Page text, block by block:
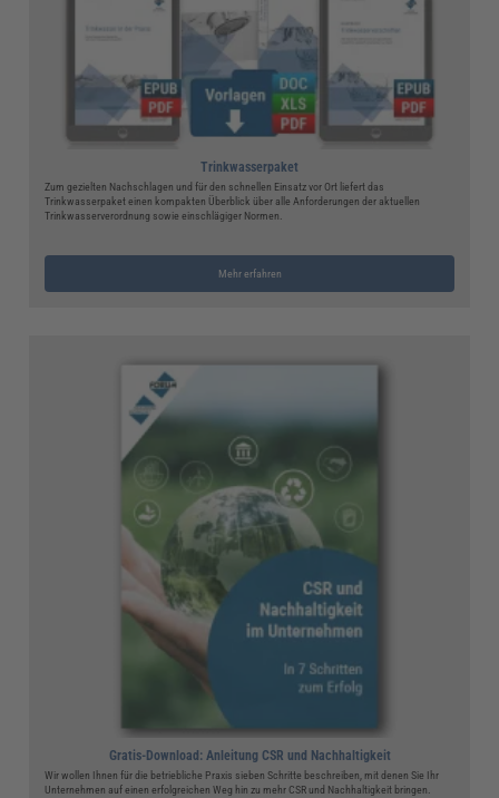
Trinkwasserpaket
Zum gezielten Nachschlagen und für den schnellen Einsatz vor Ort liefert das
Trinkwasserpaket einen kompakten Überblick über alle Anforderungen der aktuellen
Trinkwasserverordnung sowie einschlägiger Normen.
Mehr erfahren
Gratis-Download: Anleitung CSR und Nachhaltigkeit
Wir wollen Ihnen für die betriebliche Praxis sieben Schritte beschreiben, mit denen Sie Ihr
Unternehmen auf einen erfolgreichen Weg hin zu mehr CSR und Nachhaltigkeit bringen.